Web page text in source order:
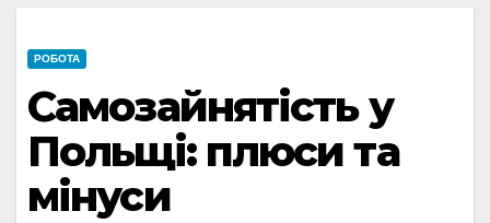
РОБОТА
Самозайнятість у
Польщі: плюси та
мінуси